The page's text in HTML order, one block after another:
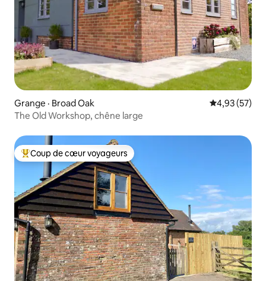
Grange · Broad Oak Note
4,93 (57)
The Old Workshop, chêne large
Coup de cœur voyageurs parmi les plus aimés
Coup de cœur voyageurs